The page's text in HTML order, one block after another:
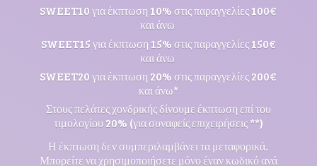
SWEET10 για έκπτωση 10% στις παραγγελίες 100€
και άνω
SWEET15 για έκπτωση 15% στις παραγγελίες 150€
και άνω
SWEET20 για έκπτωση 20% στις παραγγελίες 200€
και άνω*
Στους πελάτες χονδρικής δίνουμε έκπτωση επί του
τιμολογίου 20% (για συναφείς επιχειρήσεις **)
Η έκπτωση δεν συμπεριλαμβάνει τα μεταφορικά.
Μπορείτε να χρησιμοποιήσετε μόνο έναν κωδικό ανά